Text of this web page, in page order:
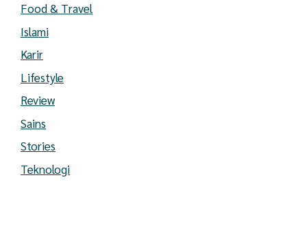
Food & Travel
Islami
Karir
Lifestyle
Review
Sains
Stories
Teknologi